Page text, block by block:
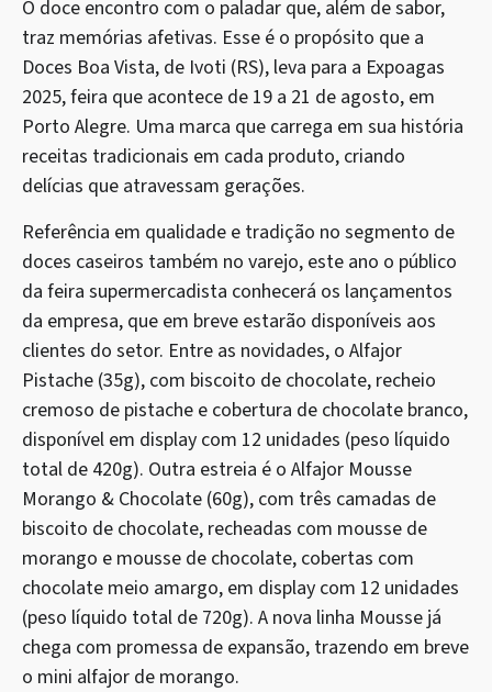
O doce encontro com o paladar que, além de sabor,
traz memórias afetivas. Esse é o propósito que a
Doces Boa Vista, de Ivoti (RS), leva para a Expoagas
2025, feira que acontece de 19 a 21 de agosto, em
Porto Alegre. Uma marca que carrega em sua história
receitas tradicionais em cada produto, criando
delícias que atravessam gerações.
Referência em qualidade e tradição no segmento de
doces caseiros também no varejo, este ano o público
da feira supermercadista conhecerá os lançamentos
da empresa, que em breve estarão disponíveis aos
clientes do setor. Entre as novidades, o Alfajor
Pistache (35g), com biscoito de chocolate, recheio
cremoso de pistache e cobertura de chocolate branco,
disponível em display com 12 unidades (peso líquido
total de 420g). Outra estreia é o Alfajor Mousse
Morango & Chocolate (60g), com três camadas de
biscoito de chocolate, recheadas com mousse de
morango e mousse de chocolate, cobertas com
chocolate meio amargo, em display com 12 unidades
(peso líquido total de 720g). A nova linha Mousse já
chega com promessa de expansão, trazendo em breve
o mini alfajor de morango.